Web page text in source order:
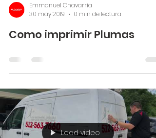
Emmanuel Chavarria
30 may 2019
0 min de lectura
Como imprimir Plumas
Load video